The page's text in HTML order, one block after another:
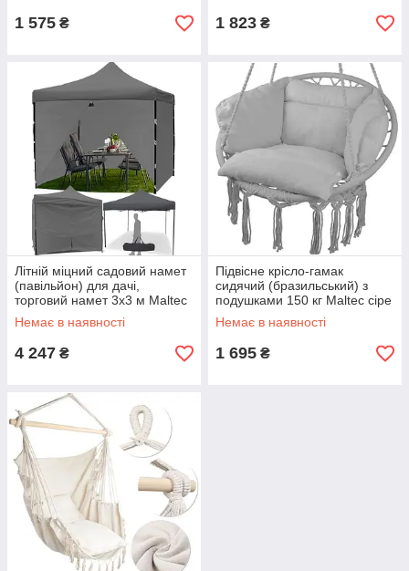
1 575 ₴ 1 823 ₴
Літній міцний садовий намет
(павільйон) для дачі,
торговий намет 3х3 м Maltec
Садові павільйони для
відпочинку
Немає в наявності
4 247 ₴
Підвісне крісло-гамак
сидячий (бразильський) з
подушками 150 кг Maltec сіре
Одномісні підвісні гойдалки
Немає в наявності
1 695 ₴